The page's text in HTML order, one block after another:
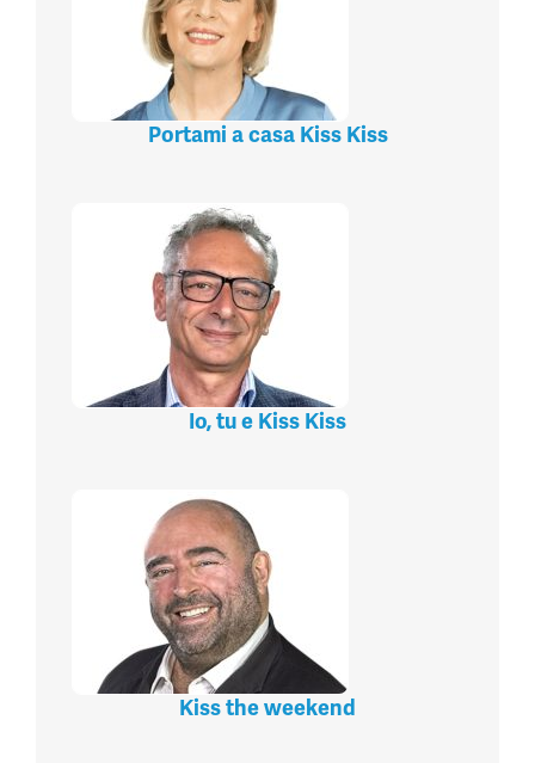
Portami a casa Kiss Kiss
Io, tu e Kiss Kiss
Kiss the weekend